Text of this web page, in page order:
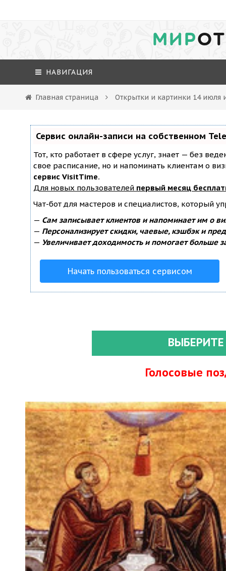
МИР
НАВИГАЦИЯ
Главная страница Открытки и картинки 14
Сервис онлайн-записи на собственном
Тот, кто работает в сфере услуг, знает — без
свое расписание, но и напоминать клиентам о
сервис VisitTime.
Для новых пользователей первый месяц
Чат-бот для мастеров и специалистов, который
— Сам записывает клиентов и напоминает им о
— Персонализирует скидки, чаевые, кэшбэк и
— Увеличивает доходимость и помогает больше
Начать пользоваться сервисом
Голосовые